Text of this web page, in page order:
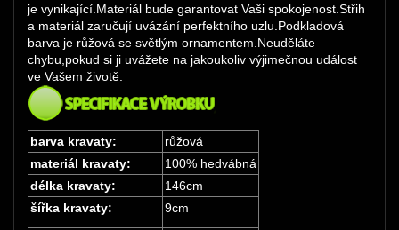
je vynikající.Materiál bude garantovat Vaši spokojenost.Střih
a materiál zaručují uvázání perfektního uzlu.Podkladová
barva je růžová se světlým ornamentem.Neuděláte
chybu,pokud si ji uvážete na jakoukoliv výjimečnou událost
ve Vašem životě.
barva kravaty:
růžová
materiál kravaty:
100% hedvábná
délka kravaty:
146cm
šířka kravaty:
9cm